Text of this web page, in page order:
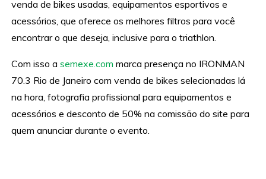
venda de bikes usadas, equipamentos esportivos e
acessórios, que oferece os melhores filtros para você
encontrar o que deseja, inclusive para o triathlon.
Com isso asemexe.com marca presença no IRONMAN
70.3 Rio de Janeiro com venda de bikes selecionadas lá
na hora, fotografia profissional para equipamentos e
acessórios e desconto de 50% na comissão do site para
quem anunciar durante o evento.